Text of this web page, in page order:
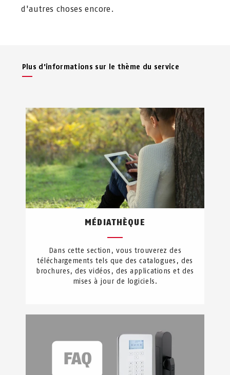
d'autres choses encore.
Plus d'informations sur le thème du service
MÉDIATHÈQUE
Dans cette section, vous trouverez des
téléchargements tels que des catalogues, des
brochures, des vidéos, des applications et des
mises à jour de logiciels.